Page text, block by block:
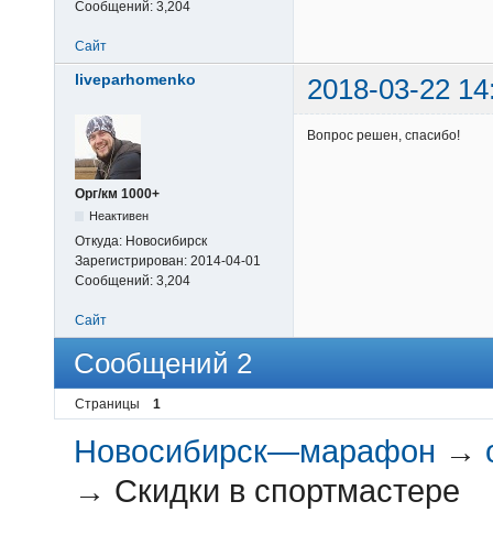
Сообщений: 3,204
Сайт
liveparhomenko 2018-03-22
Орг/км 1000+
Неактивен
Откуда: Новосибирск
Зарегистрирован: 2014-04-01
Сообщений: 3,204
Вопрос решен, спасибо!
Сайт
Сообщений 2
Страницы 1
Новосибирск—марафон →
→ Скидки в спортмастере